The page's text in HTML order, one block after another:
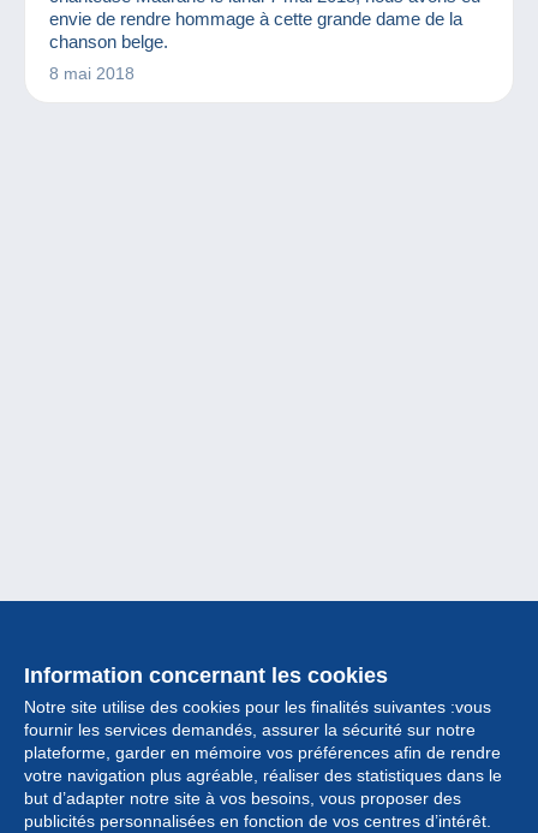
envie de rendre hommage à cette grande dame de la
chanson belge.
8 mai 2018
Information concernant les cookies
Notre site utilise des cookies pour les finalités suivantes :vous
fournir les services demandés, assurer la sécurité sur notre
plateforme, garder en mémoire vos préférences afin de rendre
votre navigation plus agréable, réaliser des statistiques dans le
but d’adapter notre site à vos besoins, vous proposer des
publicités personnalisées en fonction de vos centres d’intérêt.
Collection